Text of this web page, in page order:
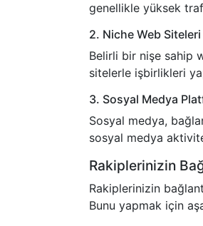
genellikle yüksek
2. Niche Web Siteleri
Belirli bir nişe sahip
sitelerle işbirlikleri
3. Sosyal Medya
Sosyal medya,
sosyal medya
Rakiplerinizin
Rakiplerinizin
Bunu yapmak için